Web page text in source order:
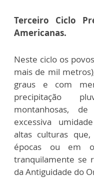
Terceiro Ciclo
Americanas.
Neste ciclo os
mais de mil
graus e com
precipitação
montanhosas,
excessiva
altas culturas
épocas ou em
tranquilamente se
da Antiguidade do